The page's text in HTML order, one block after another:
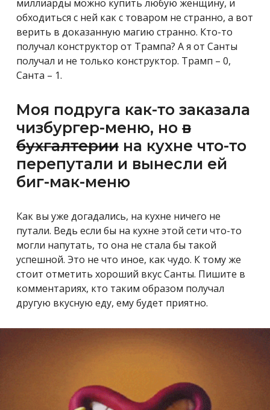
миллиарды можно купить любую женщину, и
обходиться с ней как с товаром не странно, а вот
верить в доказанную магию странно. Кто-то
получал конструктор от Трампа? А я от Санты
получал и не только конструктор. Трамп – 0,
Санта – 1.
Моя подруга как-то заказала
чизбургер-меню, но в
бухгалтерии на кухне что-то
перепутали и вынесли ей
биг-мак-меню
Как вы уже догадались, на кухне ничего не
путали. Ведь если бы на кухне этой сети что-то
могли напутать, то она не стала бы такой
успешной. Это не что иное, как чудо. К тому же
стоит отметить хороший вкус Санты. Пишите в
комментариях, кто таким образом получал
другую вкусную еду, ему будет приятно.